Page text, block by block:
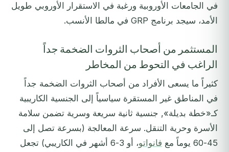
في الجامعات الأوروبية ورغبة في الاستقرار الأوروبي طويل
الأمد، سيجد برنامج GRP في مالطا الأنسب.
المستثمر من أصحاب الثروات الضخمة جداً
الراغب في التحوط من المخاطر
كثيراً ما يسعى الأفراد من أصحاب الثروات الضخمة جداً
في المناطق غير المستقرة سياسياً إلى الجنسية الكاريبية
كـ«خطة بديلة», جنسية ثانية سريعة وسرية تضمن سلامة
الأسرة وحرية التنقل. سرعة المعالجة (بسرعة تصل إلى
45-60 يوماً مع
فانواتو
، أو 3-6 أشهر في الكاريبي) تجعل